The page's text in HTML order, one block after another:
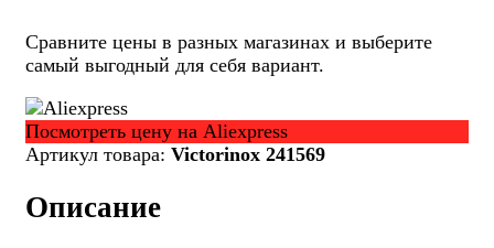
Сравните цены в разных магазинах и выберите
самый выгодный для себя вариант.
Посмотреть цену на Aliexpress
Артикул товара: Victorinox 241569
Описание